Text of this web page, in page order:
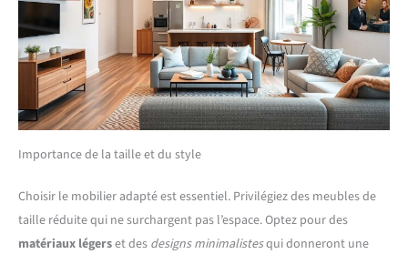
paquets, ne vous inquiétez pas d’une arrivée échelonnée. Crochets
latéraux multifonctions : Des crochets métalliques installés sur les
deux côtés supérieurs composent un pratique meuble entree porte
manteau, adapté aux manteaux, chapeaux, écharpes et sacs légers. Ce
meuble porte manteau intègre la fonction accrochage directement sur
le vestiaire d'entrée avec penderie, sans avoir besoin d’un support
supplémentaire dans votre entrée. L’ensemble est divisé en 2 colis,
merci d’attendre la réception complète des deux paquets.
Importance de la taille et du style
Choisir le mobilier adapté est essentiel. Privilégiez des meubles de
taille réduite qui ne surchargent pas l’espace. Optez pour des
matériaux légerset des designs minimalistesqui donneront une